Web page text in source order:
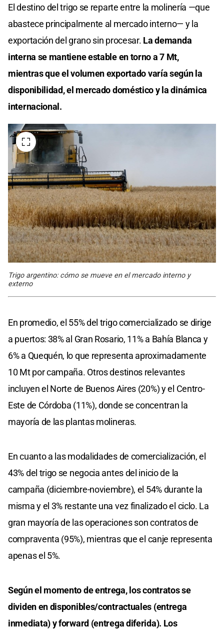
El destino del trigo se reparte entre la molinería —que
abastece principalmente al mercado interno— y la
exportación del grano sin procesar. La demanda
interna se mantiene estable en torno a 7 Mt,
mientras que el volumen exportado varía según la
disponibilidad, el mercado doméstico y la dinámica
internacional.
Trigo argentino: cómo se mueve en el mercado interno y
externo
En promedio, el 55% del trigo comercializado se dirige
a puertos: 38% al Gran Rosario, 11% a Bahía Blanca y
6% a Quequén, lo que representa aproximadamente
10 Mt por campaña. Otros destinos relevantes
incluyen el Norte de Buenos Aires (20%) y el Centro-
Este de Córdoba (11%), donde se concentran la
mayoría de las plantas molineras.
En cuanto a las modalidades de comercialización, el
43% del trigo se negocia antes del inicio de la
campaña (diciembre-noviembre), el 54% durante la
misma y el 3% restante una vez finalizado el ciclo. La
gran mayoría de las operaciones son contratos de
compraventa (95%), mientras que el canje representa
apenas el 5%.
Según el momento de entrega, los contratos se
dividen en disponibles/contractuales (entrega
inmediata) y forward (entrega diferida). Los